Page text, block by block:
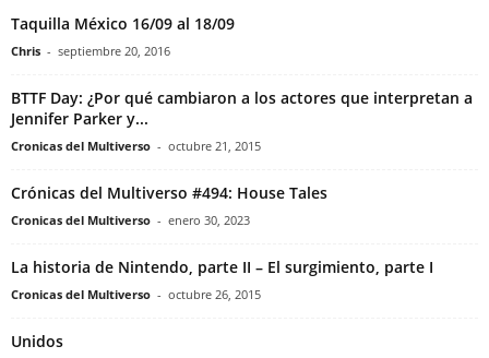
Taquilla México 16/09 al 18/09
Chris - septiembre 20, 2016
BTTF Day: ¿Por qué cambiaron a los actores que interpretan a
Jennifer Parker y...
Cronicas del Multiverso - octubre 21, 2015
Crónicas del Multiverso #494: House Tales
Cronicas del Multiverso - enero 30, 2023
La historia de Nintendo, parte II – El surgimiento, parte I
Cronicas del Multiverso - octubre 26, 2015
Unidos